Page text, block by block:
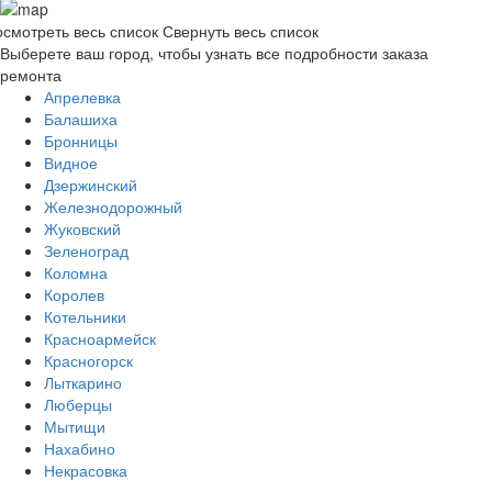
весь список Свернуть весь список
Выберете ваш город, чтобы узнать все подробности заказа
ремонта
Апрелевка
Балашиха
Бронницы
Видное
Дзержинский
Железнодорожный
Жуковский
Зеленоград
Коломна
Королев
Котельники
Красноармейск
Красногорск
Лыткарино
Люберцы
Мытищи
Нахабино
Некрасовка